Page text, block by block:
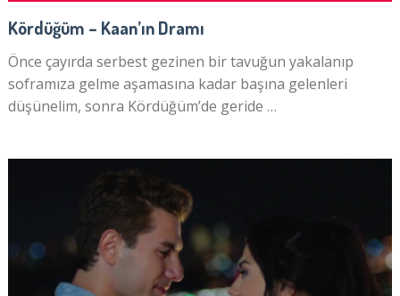
Kördüğüm – Kaan’ın Dramı
Önce çayırda serbest gezinen bir tavuğun yakalanıp
soframıza gelme aşamasına kadar başına gelenleri
düşünelim, sonra Kördüğüm’de geride …